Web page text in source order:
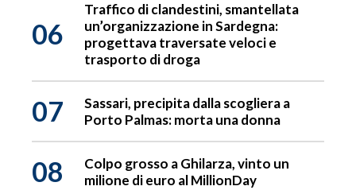
06
Traffico di clandestini, smantellata
un’organizzazione in Sardegna:
progettava traversate veloci e
trasporto di droga
07
Sassari, precipita dalla scogliera a
Porto Palmas: morta una donna
08
Colpo grosso a Ghilarza, vinto un
milione di euro al MillionDay